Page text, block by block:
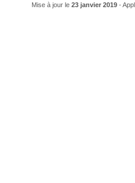
Mise à jour le 23 janvier 2019-